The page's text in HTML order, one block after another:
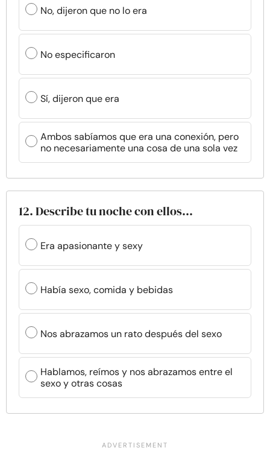
No, dijeron que no lo era
No especificaron
Sí, dijeron que era
Ambos sabíamos que era una conexión, pero
no necesariamente una cosa de una sola vez
12. Describe tu noche con ellos...
Era apasionante y sexy
Había sexo, comida y bebidas
Nos abrazamos un rato después del sexo
Hablamos, reímos y nos abrazamos entre el
sexo y otras cosas